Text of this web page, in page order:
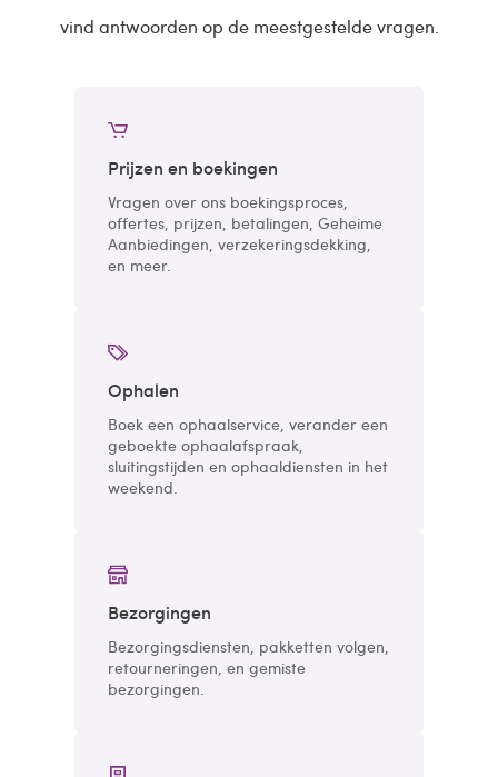
vind antwoorden op de meestgestelde vragen.
Prijzen en boekingen
Vragen over ons boekingsproces,
offertes, prijzen, betalingen, Geheime
Aanbiedingen, verzekeringsdekking,
en meer.
Ophalen
Boek een ophaalservice, verander een
geboekte ophaalafspraak,
sluitingstijden en ophaaldiensten in het
weekend.
Bezorgingen
Bezorgingsdiensten, pakketten volgen,
retourneringen, en gemiste
bezorgingen.